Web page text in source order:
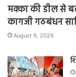
मक्का की डील से
कागजी गठबंधन
August 9, 2026